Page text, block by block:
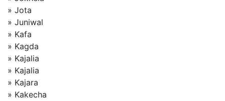
» Jota
» Juniwal
» Kafa
» Kagda
» Kajalia
» Kajalia
» Kajara
» Kakecha